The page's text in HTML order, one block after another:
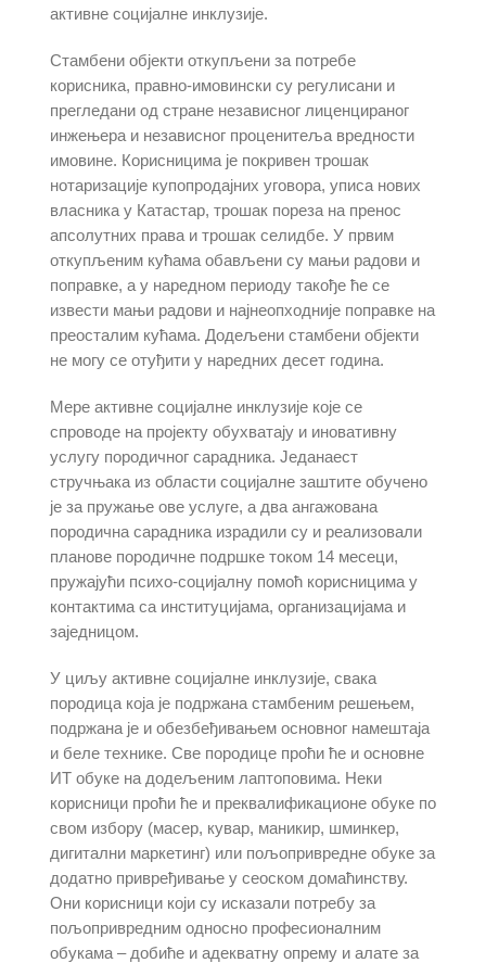
активне социјалне инклузије.
Стамбени објекти откупљени за потребе
корисника, правно-имовински су регулисани и
прегледани од стране независног лиценцираног
инжењера и независног проценитеља вредности
имовине. Корисницима је покривен трошак
нотаризације купопродајних уговора, уписа нових
власника у Катастар, трошак пореза на пренос
апсолутних права и трошак селидбе. У првим
откупљеним кућама обављени су мањи радови и
поправке, а у наредном периоду такође ће се
извести мањи радови и најнеопходније поправке на
преосталим кућама. Додељени стамбени објекти
не могу се отуђити у наредних десет година.
Мере активне социјалне инклузије које се
спроводе на пројекту обухватају и иновативну
услугу породичног сарадника. Једанаест
стручњака из области социјалне заштите обучено
је за пружање ове услуге, а два ангажована
породична сарадника израдили су и реализовали
планове породичне подршке током 14 месеци,
пружајући психо-социјалну помоћ корисницима у
контактима са институцијама, организацијама и
заједницом.
У циљу активне социјалне инклузије, свака
породица која је подржана стамбеним решењем,
подржана је и обезбеђивањем основног намештаја
и беле технике. Све породице проћи ће и основне
ИТ обуке на додељеним лаптоповима. Неки
корисници проћи ће и преквалификационе обуке по
свом избору (масер, кувар, маникир, шминкер,
дигитални маркетинг) или пољопривредне обуке за
додатно привређивање у сеоском домаћинству.
Они корисници који су исказали потребу за
пољопривредним односно професионалним
обукама – добиће и адекватну опрему и алате за